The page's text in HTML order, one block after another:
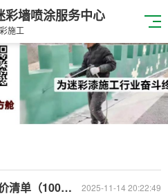
彩墙喷涂服务中心
施工
2025-11-14 20:22:49
标准墙面测算）